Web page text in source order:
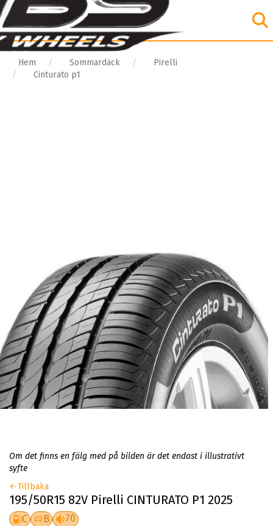
Hem Sommardäck
Pirelli
Cinturato p1
Om det finns en fälg med på bilden är det endast i illustrativt
syfte
Tillbaka
195/50R15 82V Pirelli CINTURATO P1 2025
C B 70